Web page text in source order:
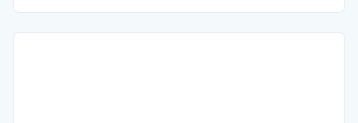
739,26 kilómetros, la carretera apodada ruta 66 de
Portugal conecta Chaves con Faro y representa